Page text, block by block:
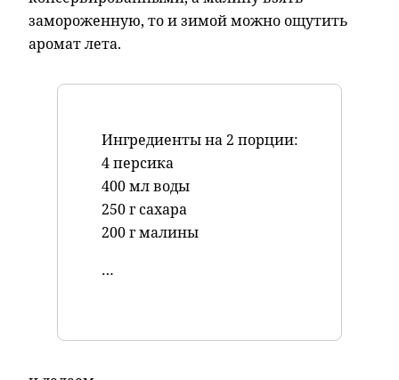
замороженную, то и зимой можно ощутить
аромат лета.
Ингредиенты на 2 порции:
4 персика
400 мл воды
250 г сахара
200 г малины
…